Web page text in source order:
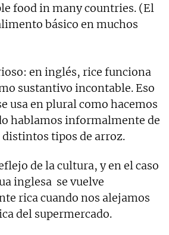
food in many countries. (El
básico en muchos
en inglés, rice funciona
sustantivo incontable. Eso
usa en plural como hacemos
hablamos informalmente de
distintos tipos de arroz.
de la cultura, y en el caso
inglesa se vuelve
rica cuando nos alejamos
del supermercado.